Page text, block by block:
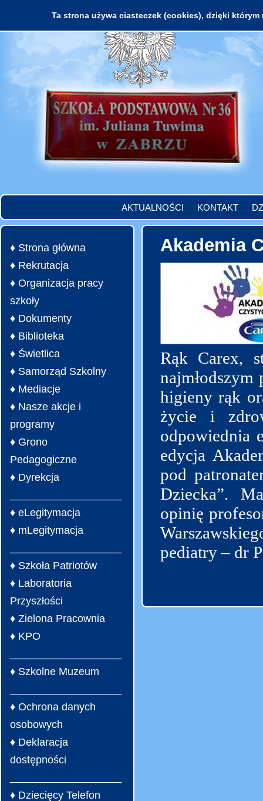
AKTUALNOŚCI KONTAKT
♦ Strona główna
♦ Rekrutacja
♦ Organizacja pracy
szkoły
♦ Dokumenty
♦ Biblioteka
♦ Świetlica
♦ Samorząd Szkolny
♦ Mediacje
♦ Nasze akcje i
programy
♦ Grono
Pedagogiczne
♦ Dyrekcja
♦ eLegitymacja
♦ mLegitymacja
♦ Szkoła Patriotów
♦ Laboratoria
Przyszłości
♦ Zielona Pracownia
♦ KPO
♦ Szkolne Muzeum
♦ Ochrona danych
osobowych
♦ Deklaracja
dostępności
♦ Dziecięcy Telefon
Akademia
Rąk Carex,
najmłodszym
higieny rąk
życie i
odpowiednia
edycja
pod
Dziecka”.
opinię
pediatry – dr
Ta strona używa ciasteczek (cookies), dzięki którym